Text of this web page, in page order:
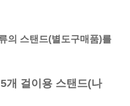
의 스탠드(별도구매품)를
개 걸이용 스탠드(나